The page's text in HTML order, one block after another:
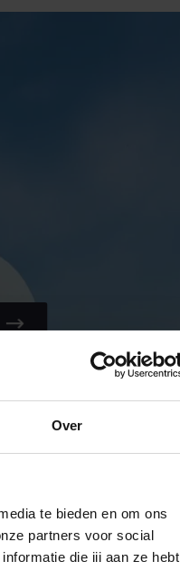
Over
te bieden en om ons
partners voor social
die jij aan ze hebt